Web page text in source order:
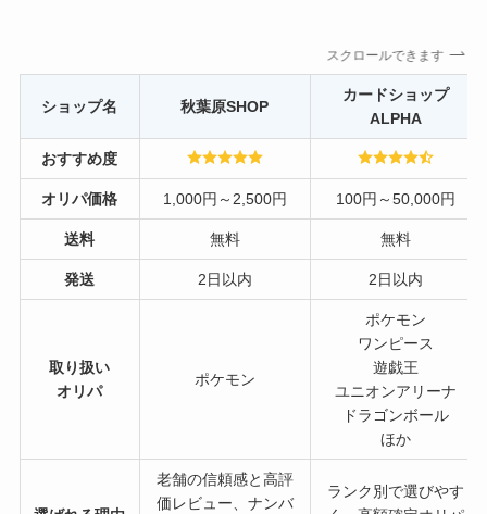
スクロールできます
ショップ名 秋葉原SHOP
カードショップ
ALPHA
おすすめ度
オリパ価格 1,000円～2,500円 100円～50,000円
送料 無料 無料
発送 2日以内 2日以内
取り扱い
オリパ
ポケモン
ポケモン
ワンピース
遊戯王
ユニオンアリーナ
ドラゴンボール
ほか
老舗の信頼感と高評
価レビュー、ナンバ
ランク別で選びやす